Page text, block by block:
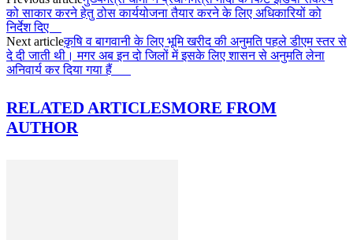
को साकार करने हेतु ठोस कार्ययोजना तैयार करने के लिए अधिकारियों को
निर्देश दिए
Next articleकृषि व बागवानी के लिए भूमि खरीद की अनुमति पहले डीएम स्तर से
दे दी जाती थी। मगर अब इन दो जिलों में इसके लिए शासन से अनुमति लेना
अनिवार्य कर दिया गया हैं
RELATED ARTICLESMORE FROM
AUTHOR